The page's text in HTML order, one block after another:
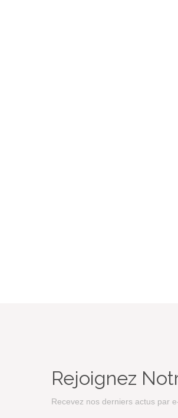
Rejoignez
Recevez nos derniers actus par